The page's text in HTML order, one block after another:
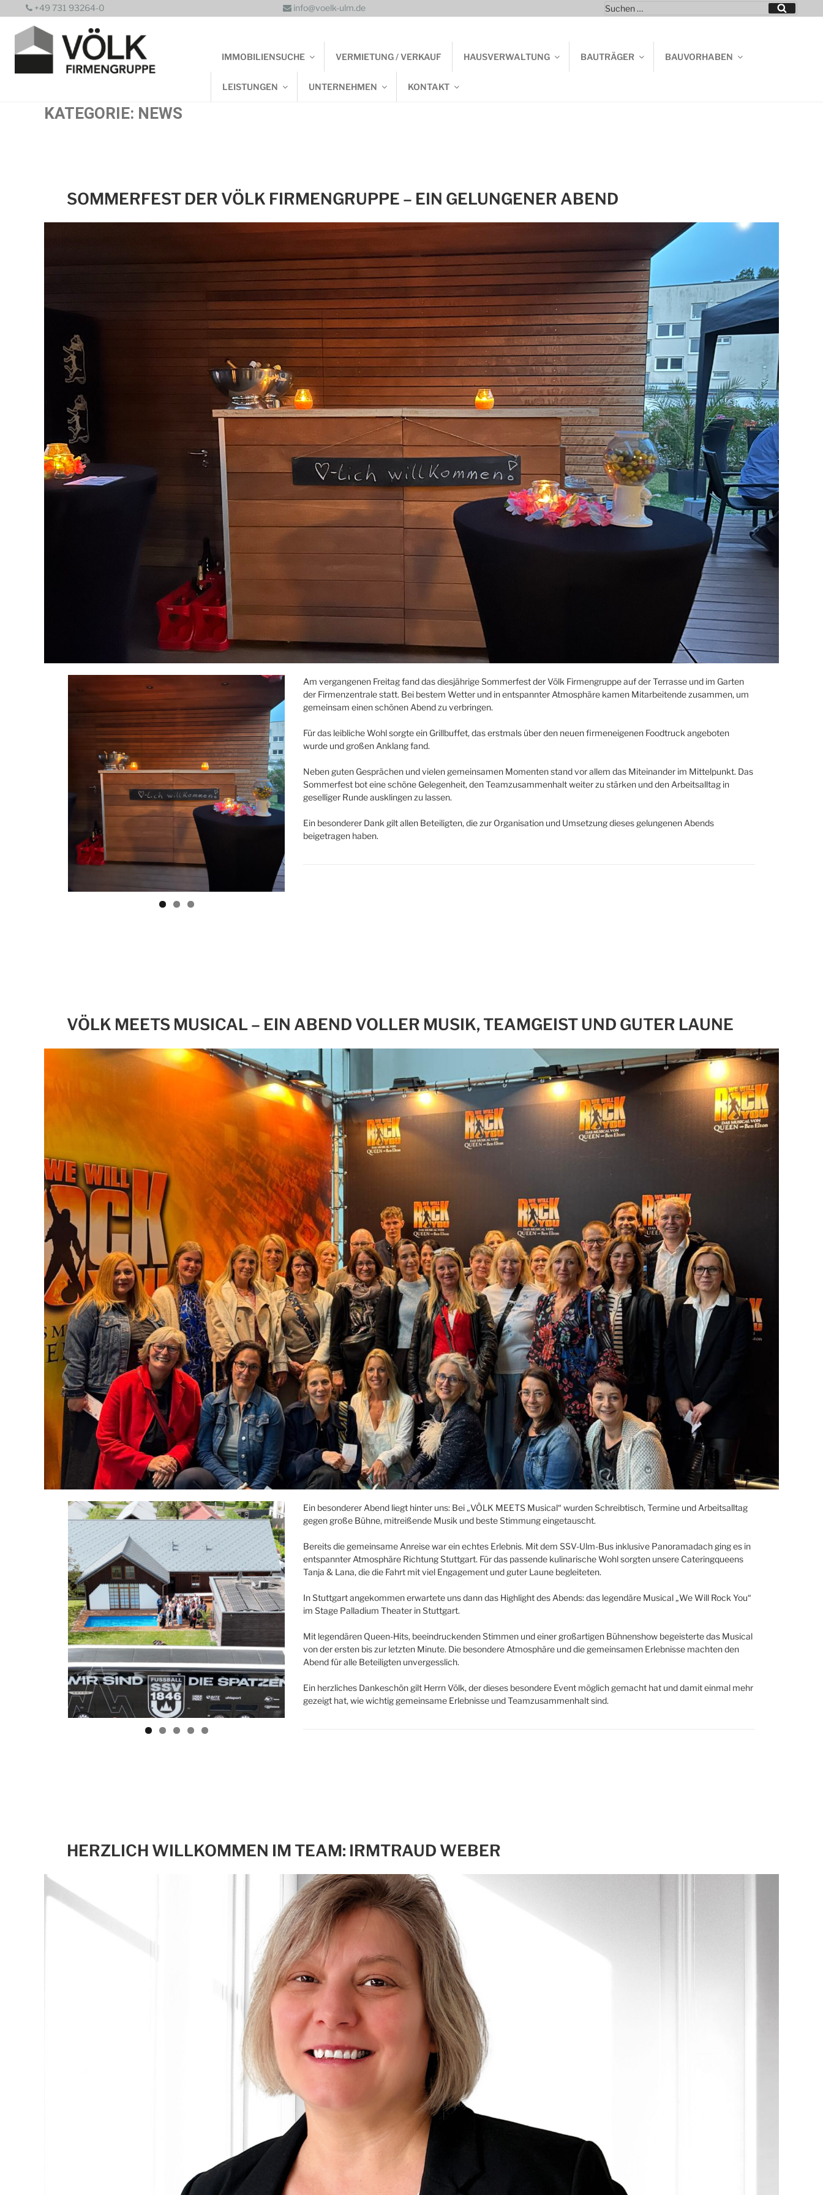
Inhalt
springen
+49 731 93264-0 info@voelk-ulm.de
Suchen
nach:
Suchen
IMMOBILIENSUCHE VERMIETUNG / VERKAUF HAUSVERWALTUNG BAUTRÄGER BAUVORHABEN
LEISTUNGEN UNTERNEHMEN KONTAKT
KATEGORIE: NEWS
SOMMERFEST DER VÖLK FIRMENGRUPPE – EIN GELUNGENER ABEND
Am vergangenen Freitag fand das diesjährige Sommerfest der Völk Firmengruppe auf der Terrasse und im Garten
der Firmenzentrale statt. Bei bestem Wetter und in entspannter Atmosphäre kamen Mitarbeitende zusammen, um
gemeinsam einen schönen Abend zu verbringen.
Für das leibliche Wohl sorgte ein Grillbuffet, das erstmals über den neuen firmeneigenen Foodtruck angeboten
wurde und großen Anklang fand.
Neben guten Gesprächen und vielen gemeinsamen Momenten stand vor allem das Miteinander im Mittelpunkt. Das
Sommerfest bot eine schöne Gelegenheit, den Teamzusammenhalt weiter zu stärken und den Arbeitsalltag in
geselliger Runde ausklingen zu lassen.
Ein besonderer Dank gilt allen Beteiligten, die zur Organisation und Umsetzung dieses gelungenen Abends
beigetragen haben.
VÖLK MEETS MUSICAL – EIN ABEND VOLLER MUSIK, TEAMGEIST UND GUTER LAUNE
Ein besonderer Abend liegt hinter uns: Bei „VÖLK MEETS Musical“ wurden Schreibtisch, Termine und Arbeitsalltag
gegen große Bühne, mitreißende Musik und beste Stimmung eingetauscht.
Bereits die gemeinsame Anreise war ein echtes Erlebnis. Mit dem SSV-Ulm-Bus inklusive Panoramadach ging es in
entspannter Atmosphäre Richtung Stuttgart. Für das passende kulinarische Wohl sorgten unsere Cateringqueens
Tanja & Lana, die die Fahrt mit viel Engagement und guter Laune begleiteten.
In Stuttgart angekommen erwartete uns dann das Highlight des Abends: das legendäre Musical „We Will Rock You“
im Stage Palladium Theater in Stuttgart.
Mit legendären Queen-Hits, beeindruckenden Stimmen und einer großartigen Bühnenshow begeisterte das Musical
von der ersten bis zur letzten Minute. Die besondere Atmosphäre und die gemeinsamen Erlebnisse machten den
Abend für alle Beteiligten unvergesslich.
Ein herzliches Dankeschön gilt Herrn Völk, der dieses besondere Event möglich gemacht hat und damit einmal mehr
gezeigt hat, wie wichtig gemeinsame Erlebnisse und Teamzusammenhalt sind.
HERZLICH WILLKOMMEN IM TEAM: IRMTRAUD WEBER